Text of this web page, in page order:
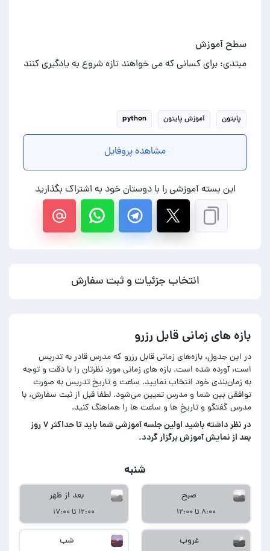
سطح آموزش
مبتدی: برای کسانی که می خواهند تازه شروع به یادگیری کنند
پایتون آموزش پایتون python
مشاهده پروفایل
این بسته آموزشی را با دوستان خود به اشتراک بگذارید
انتخاب جزئیات و ثبت سفارش
بازه های زمانی قابل رزرو
در این جدول، بازه‌های زمانی قابل رزرو که مدرس قادر به تدریس
است، آورده شده است. بازه های زمانی مورد نظرتان را با دقت و توجه
به زمان‌بندی خود انتخاب نمایید. ساعت و تاریخ تدریس به صورت
توافقی بین شما و مدرس تعیین می‌شود. لطفا قبل از ثبت سفارش، با
مدرس گفتگو و تاریخ ها و ساعت ها را هماهنگ کنید.
در‌ نظر داشته باشید اولین جلسه آموزشی شما باید تا حداکثر ۷ روز
بعد از نمایش آموزش برگزار گردد.
شنبه
صبح
۸:۰۰ تا ۱۲:۰۰
بعد از ظهر
۱۲:۰۰ تا ۱۷:۰۰
غروب شب